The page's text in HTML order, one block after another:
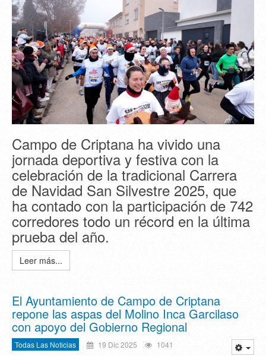
Campo de Criptana ha vivido una
jornada deportiva y festiva con la
celebración de la tradicional Carrera
de Navidad San Silvestre 2025, que
ha contado con la participación de 742
corredores todo un récord en la última
prueba del año.
Leer más...
El Ayuntamiento de Campo de Criptana
repone las aspas del Molino Inca Garcilaso
con apoyo del Gobierno Regional
Todas Las Noticias 19 Dic 2025 1041